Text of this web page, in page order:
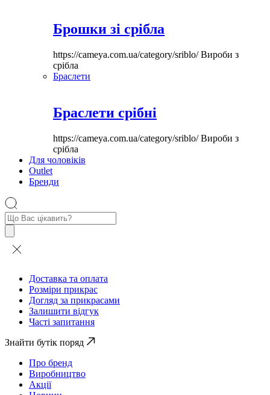
Брошки зі срібла
https://cameya.com.ua/category/sriblo/Вироби з
срібла
Браслети
Браслети срібні
https://cameya.com.ua/category/sriblo/Вироби з
срібла
Для чоловіків
Outlet
Бренди
Пошук
товарів
Доставка та оплата
Розміри прикрас
Догляд за прикрасами
Залишити відгук
Часті запитання
Знайти бутік поряд
Про бренд
Виробництво
Акції